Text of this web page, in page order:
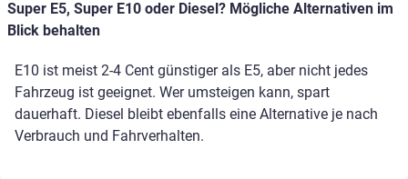
Super E5, Super E10 oder Diesel? Mögliche Alternativen im
Blick behalten
E10 ist meist 2-4 Cent günstiger als E5, aber nicht jedes
Fahrzeug ist geeignet. Wer umsteigen kann, spart
dauerhaft. Diesel bleibt ebenfalls eine Alternative je nach
Verbrauch und Fahrverhalten.